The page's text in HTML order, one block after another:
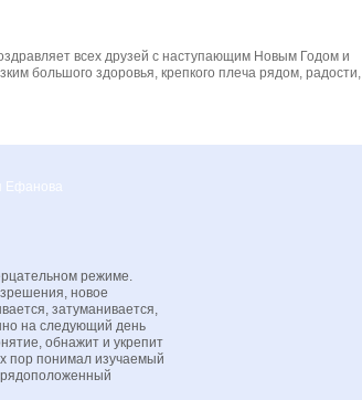
всех друзей с наступающим Новым Годом и
большого здоровья, крепкого плеча рядом, радости,
Ефанова
режиме.
новое
затуманивается,
на следующий день
обнажит и укрепит
пор понимал изучаемый
рядоположенный